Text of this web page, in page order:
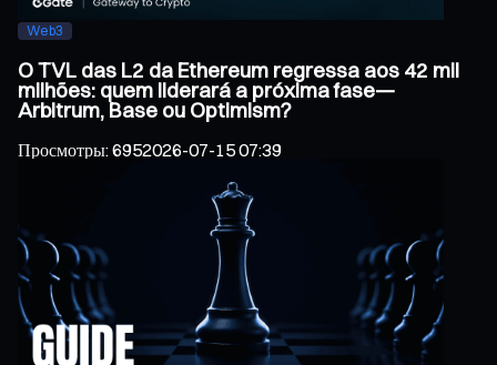
Web3
O TVL das L2 da Ethereum regressa aos 42 mil
milhões: quem liderará a próxima fase—
Arbitrum, Base ou Optimism?
Просмотры:6952026-07-15 07:39